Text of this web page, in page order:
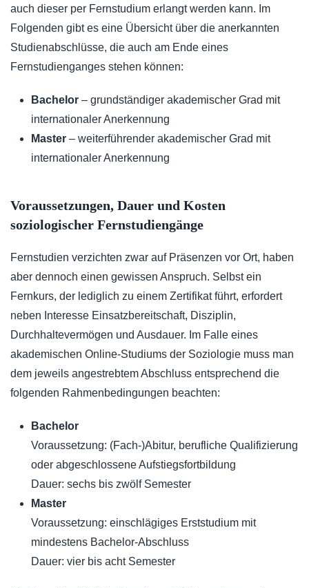
auch dieser per Fernstudium erlangt werden kann. Im
Folgenden gibt es eine Übersicht über die anerkannten
Studienabschlüsse, die auch am Ende eines
Fernstudienganges stehen können:
Bachelor – grundständiger akademischer Grad mit
internationaler Anerkennung
Master – weiterführender akademischer Grad mit
internationaler Anerkennung
Voraussetzungen, Dauer und Kosten
soziologischer Fernstudiengänge
Fernstudien verzichten zwar auf Präsenzen vor Ort, haben
aber dennoch einen gewissen Anspruch. Selbst ein
Fernkurs, der lediglich zu einem Zertifikat führt, erfordert
neben Interesse Einsatzbereitschaft, Disziplin,
Durchhaltevermögen und Ausdauer. Im Falle eines
akademischen Online-Studiums der Soziologie muss man
dem jeweils angestrebtem Abschluss entsprechend die
folgenden Rahmenbedingungen beachten:
Bachelor
Voraussetzung: (Fach-)Abitur, berufliche Qualifizierung
oder abgeschlossene Aufstiegsfortbildung
Dauer: sechs bis zwölf Semester
Master
Voraussetzung: einschlägiges Erststudium mit
mindestens Bachelor-Abschluss
Dauer: vier bis acht Semester